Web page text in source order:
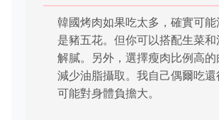
韓國烤肉如果吃太多，確實可
是豬五花。但你可以搭配生菜
解膩。另外，選擇瘦肉比例高
減少油脂攝取。我自己偶爾吃
可能對身體負擔大。